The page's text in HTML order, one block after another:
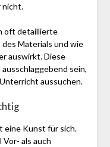
nicht.
oft detaillierte
Materials und wie
auswirkt. Diese
sein,
aussuchen.
eine Kunst für sich.
als auch